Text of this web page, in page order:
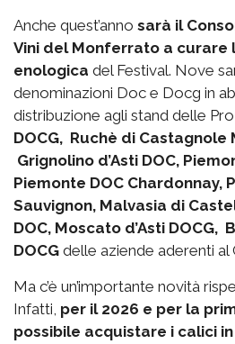
Anche quest’anno sarà il
Vini del Monferrato a curare
enologica del Festival. Nove
denominazioni Doc e Docg in
distribuzione agli stand delle
DOCG, Ruchè di Castagnole
Grignolino d’Asti DOC,
Piemonte DOC Chardonnay,
Sauvignon, Malvasia di
DOC, Moscato d’Asti DOCG,
DOCG delle aziende aderenti al
Ma c’è un’importante novità
Infatti, per il 2026 e per la
possibile acquistare i calici